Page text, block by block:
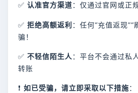
✅ 认准官方渠道：仅通过官网或正
✅ 拒绝高额返利 ：任何“充值返现”“
骗！
✅ 不轻信陌生人 ：平台不会通过私
转账
❗ 如已受骗，请立即采取以下措施：